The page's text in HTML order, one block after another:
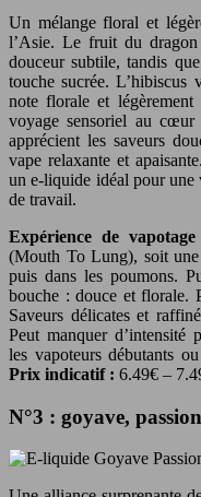
Un mélange floral et
l’Asie. Le fruit du
douceur subtile, tandis
touche sucrée.
note florale et
voyage sensoriel au
apprécient les saveurs
vape relaxante et
un e-liquide idéal pour une
de travail.
Expérience de
(Mouth To Lung), soit une
puis dans les poumons.
bouche : douce et florale.
Saveurs délicates et
Peut manquer d’intensité
les vapoteurs débutants
Prix indicatif : 6.49€ –
N°3 : goyave,